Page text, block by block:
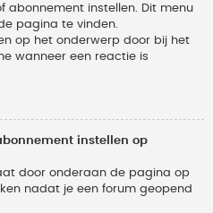
abonnement instellen. Dit menu
pagina te vinden.
op het onderwerp door bij het
wanneer een reactie is
instellen op
door onderaan de pagina op
nadat je een forum geopend